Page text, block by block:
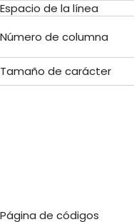
Espacio de la línea
Número de columna
Tamaño de carácter
Página de códigos